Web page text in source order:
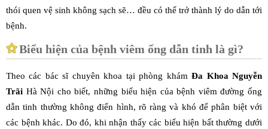
thói quen vệ sinh không sạch sẽ… đều có thể trở thành lý do dẫn tới
bệnh.
Biểu hiện của bệnh viêm ống dẫn tinh là gì?
Theo các bác sĩ chuyên khoa tại phòng khámĐa Khoa Nguyễn
Trãi Hà Nội cho biết, những biểu hiện của bệnh viêm đường ống
dẫn tinh thường không điển hình, rõ ràng và khó để phân biệt với
các bệnh khác. Do đó, khi nhận thấy các biểu hiện bất thường dưới